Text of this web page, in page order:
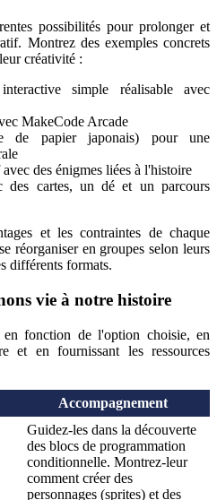
possibilités pour prolonger et
Montrez des exemples concrets
créativité :
simple réalisable avec
MakeCode Arcade
de papier japonais) pour une
des énigmes liées à l'histoire
des cartes, un dé et un parcours
et les contraintes de chaque
réorganiser en groupes selon leurs
différents formats.
vie à notre histoire
en fonction de l'option choisie, en
et en fournissant les ressources
Accompagnement
Guidez-les dans la découverte
des blocs de programmation
conditionnelle. Montrez-leur
comment créer des
personnages (sprites) et des